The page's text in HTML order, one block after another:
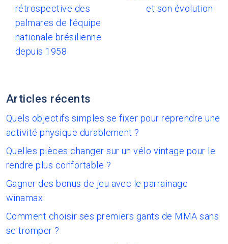
rétrospective des
palmares de l’équipe
nationale brésilienne
depuis 1958
et son évolution
Articles récents
Quels objectifs simples se fixer pour reprendre une
activité physique durablement ?
Quelles pièces changer sur un vélo vintage pour le
rendre plus confortable ?
Gagner des bonus de jeu avec le parrainage
winamax
Comment choisir ses premiers gants de MMA sans
se tromper ?